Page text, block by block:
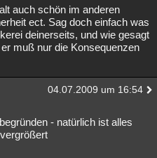
auch schön im anderen
ect. Sag doch einfach was
deinerseits, und wie gesagt
muß nur die Konsequenzen
04.07.2009 um 16:54
- natürlich ist alles